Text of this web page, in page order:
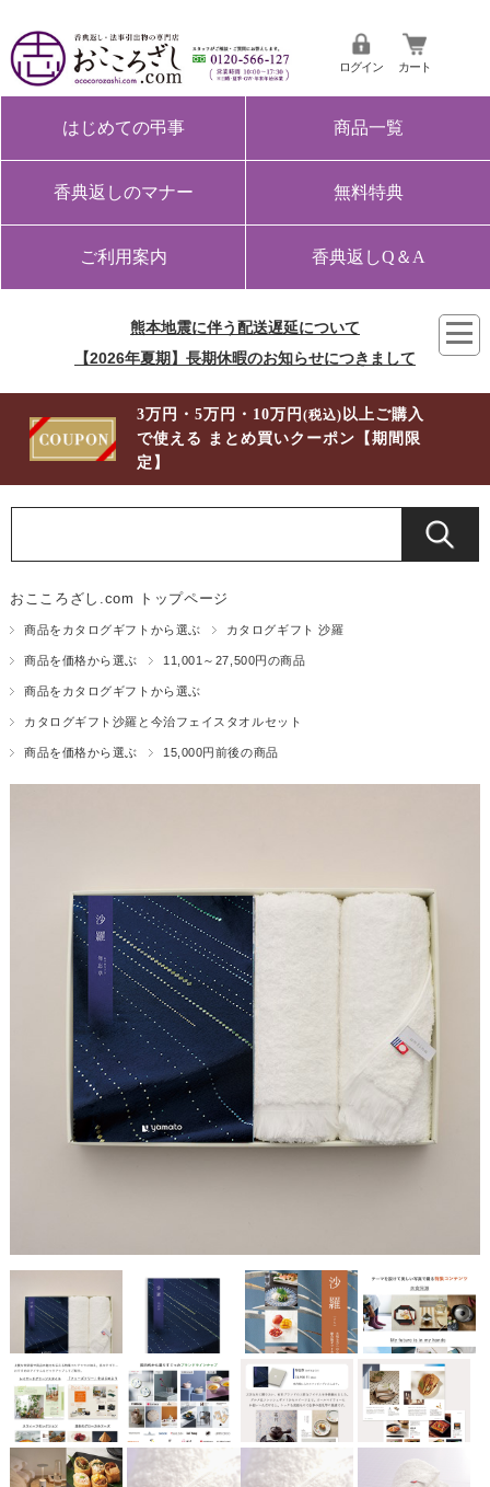
ログイン カート
はじめての弔事 商品一覧
香典返しのマナー 無料特典
ご利用案内 香典返しQ＆A
熊本地震に伴う配送遅延について
【2026年夏期】長期休暇のお知らせにつきまして
3万円・5万円・10万円(税込) 以上ご購入
で使える まとめ買いクーポン【期間限
定】
おこころざし.com トップページ
商品をカタログギフトから選ぶ カタログギフト 沙羅
商品を価格から選ぶ 11,001～27,500円の商品
商品をカタログギフトから選ぶ
カタログギフト沙羅と今治フェイスタオルセット
商品を価格から選ぶ 15,000円前後の商品